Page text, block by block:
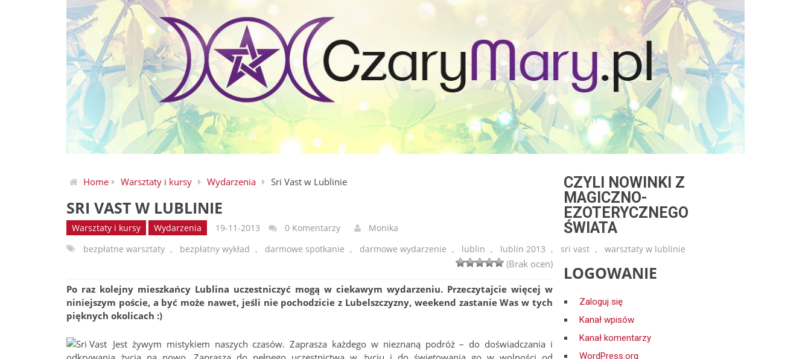
Home Warsztaty i kursy Wydarzenia Sri Vast w Lublinie
SRI VAST W LUBLINIE
Warsztaty i kursy Wydarzenia 19-11-2013 0 Komentarzy
Monika
bezpłatne warsztaty , bezpłatny wykład , darmowe spotkanie , darmowe wydarzenie , lublin , lublin 2013 , sri vast , warsztaty w lublinie
(Brak ocen)
Po raz kolejny mieszkańcy Lublina uczestniczyć mogą w ciekawym wydarzeniu. Przeczytajcie więcej w
niniejszym poście, a być może nawet, jeśli nie pochodzicie z Lubelszczyzny, weekend zastanie Was w tych
pięknych okolicach :)
Jest żywym mistykiem naszych czasów. Zaprasza każdego w nieznaną podróż – do doświadczania i
CZYLI NOWINKI Z
MAGICZNO-
EZOTERYCZNEGO
ŚWIATA
LOGOWANIE
Zaloguj się
Kanał wpisów
Kanał komentarzy
WordPress.org